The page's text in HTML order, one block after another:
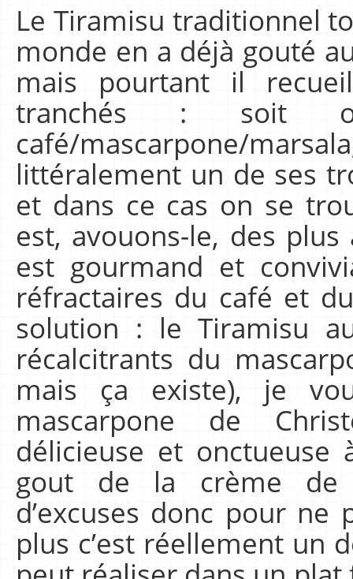
Le Tiramisu traditionnel
monde en a déjà gouté
mais pourtant il
tranchés : soit on
café/mascarpone/
littéralement un de ses
et dans ce cas on se
est, avouons-le, des
est gourmand et
réfractaires du café et
solution : le Tiramisu
récalcitrants du
mais ça existe), je
mascarpone de
délicieuse et onctueuse
gout de la crème de
d’excuses donc pour ne
plus c’est réellement un